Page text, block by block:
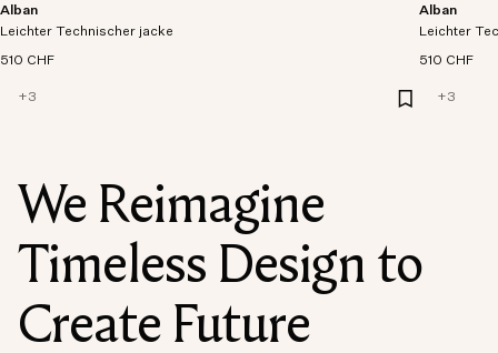
Alban
Leichter Technischer jacke
510 CHF
+3
Alban
Leichter
510 CHF
+3
We Reimagine
Timeless Design to
Create Future